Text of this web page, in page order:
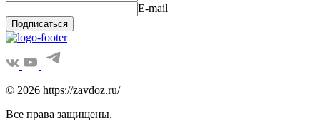
E-mail
Подписаться
© 2026 https://zavdoz.ru/
Все права защищены.